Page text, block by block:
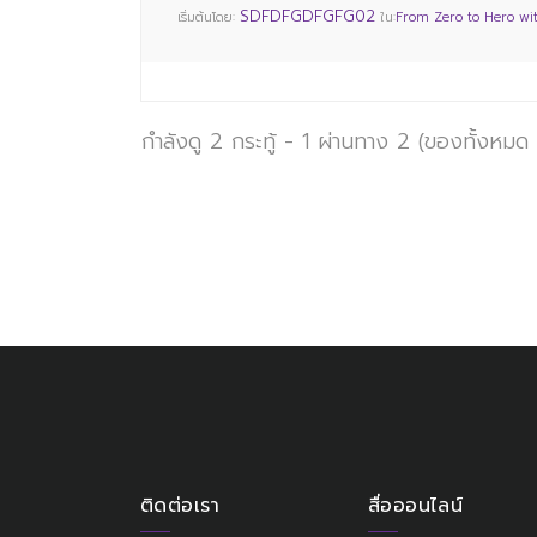
เริ่มต้นโดย: SDFDFGDFGFG02 ใน:From Zero to Hero
กำลังดู 2 กระทู้ - 1 ผ่านทาง 2 (ของทั้งหมด
ติดต่อเรา สื่อออนไลน์